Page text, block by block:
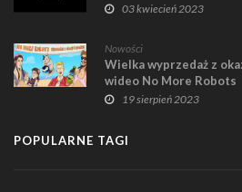
03 kwiecień 2023
Nowości
Wielka wyprzedaż z
wideo No More Robots
19 sierpień 2023
POPULARNE TAGI